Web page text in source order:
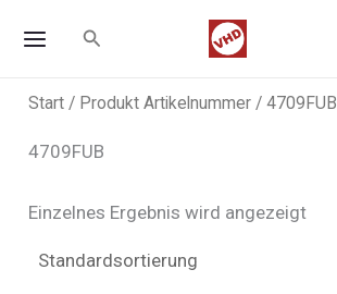
Inhalt
Suchen
Start / Produkt Artikelnummer / 4709FUB
4709FUB
Einzelnes Ergebnis wird angezeigt